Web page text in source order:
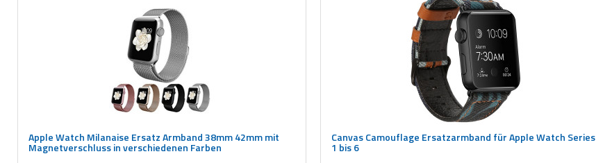
Apple Watch Milanaise Ersatz Armband 38mm 42mm mit
Magnetverschluss in verschiedenen Farben
Canvas Camouflage Ersatzarmband für Apple Watch Series
1 bis 6